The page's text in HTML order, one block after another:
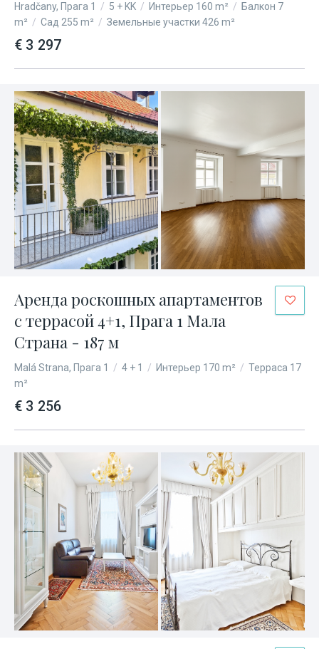
Hradčany, Прага 1 / 5 + KK / Интерьер 160 m² / Балкон 7
m² / Сад 255 m² / Земельные участки 426 m²
€ 3 297
Аренда роскошных апартаментов
с террасой 4+1, Прага 1 Мала
Страна - 187 м
Malá Strana, Прага 1 / 4 + 1 / Интерьер 170 m² / Терраса 17
m²
€ 3 256